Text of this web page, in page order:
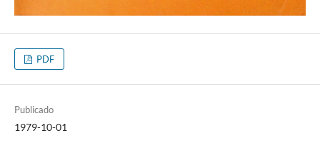
PDF
Publicado
1979-10-01